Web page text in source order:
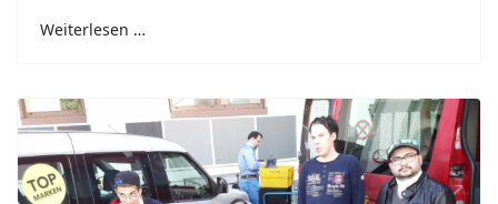
Weiterlesen …